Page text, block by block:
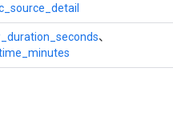
、